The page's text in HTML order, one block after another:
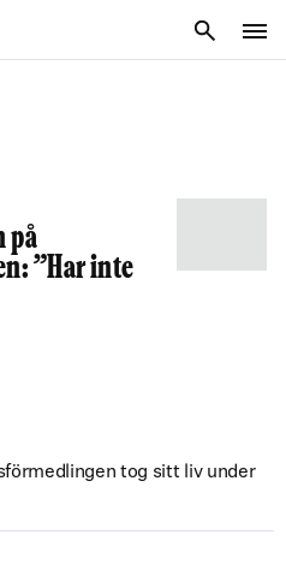
på
”Har inte
tog sitt liv under